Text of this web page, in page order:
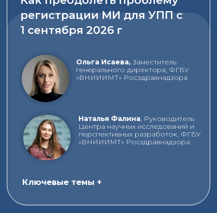
КАК ЭТО БЫЛО
2026 | Зима
25 февраля 2026 года в Москве прошел 54-й
Международный Форум «Обращение
медицинских изделий в России и ЕАЭС».